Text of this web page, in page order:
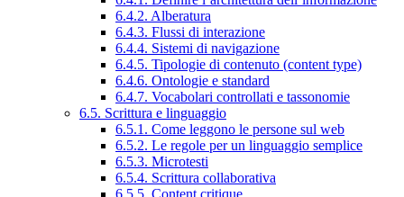
6.4.2. Alberatura
6.4.3. Flussi di interazione
6.4.4. Sistemi di navigazione
6.4.5. Tipologie di contenuto (content type)
6.4.6. Ontologie e standard
6.4.7. Vocabolari controllati e tassonomie
6.5. Scrittura e linguaggio
6.5.1. Come leggono le persone sul web
6.5.2. Le regole per un linguaggio semplice
6.5.3. Microtesti
6.5.4. Scrittura collaborativa
6.5.5. Content critique